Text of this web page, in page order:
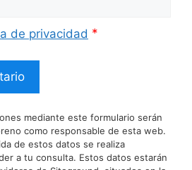
de privacidad *
mediante este formulario serán
como responsable de esta web.
de estos datos se realiza
a tu consulta. Estos datos estarán